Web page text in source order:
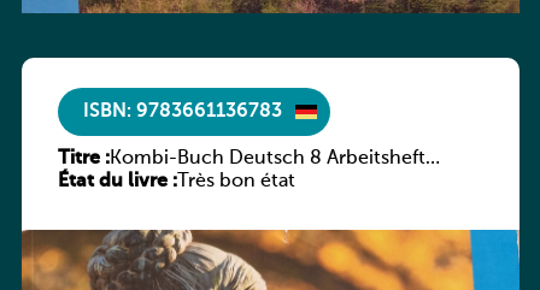
ISBN: 9783661136783
Titre :Kombi-Buch Deutsch 8 Arbeitsheft
(Neue Ausgabe Luxemburg)
État du livre :Très bon état